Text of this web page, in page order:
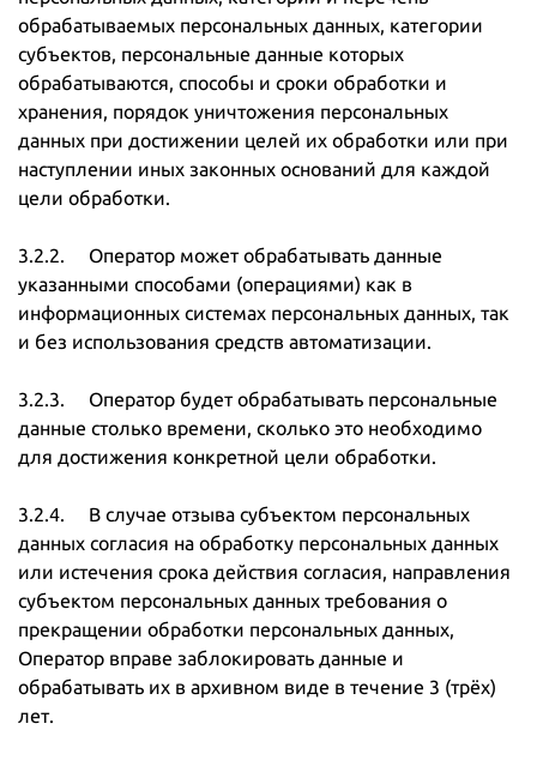
обрабатываемых персональных данных, категории
субъектов, персональные данные которых
обрабатываются, способы и сроки обработки и
хранения, порядок уничтожения персональных
данных при достижении целей их обработки или при
наступлении иных законных оснований для каждой
цели обработки.
3.2.2. Оператор может обрабатывать данные
указанными способами (операциями) как в
информационных системах персональных данных, так
и без использования средств автоматизации.
3.2.3. Оператор будет обрабатывать персональные
данные столько времени, сколько это необходимо
для достижения конкретной цели обработки.
3.2.4. В случае отзыва субъектом персональных
данных согласия на обработку персональных данных
или истечения срока действия согласия, направления
субъектом персональных данных требования о
прекращении обработки персональных данных,
Оператор вправе заблокировать данные и
обрабатывать их в архивном виде в течение 3 (трёх)
лет.